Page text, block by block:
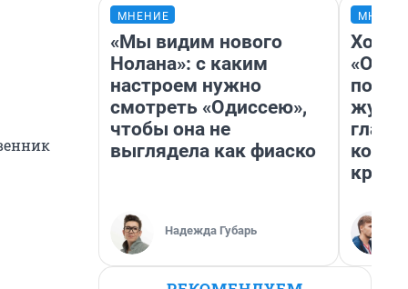
МНЕНИЕ
«Мы видим нового
Нолана»: с каким
настроем нужно
смотреть «Одиссею»,
чтобы она не
выглядела как фиаско
Надежда Губарь
Хоть